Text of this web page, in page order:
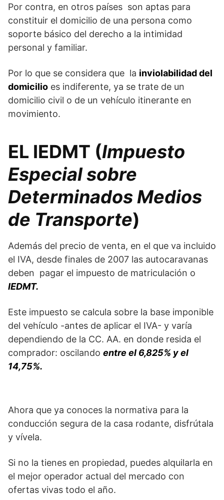
Por contra, en otros países son aptas para
constituir el domicilio de una persona como
soporte básico del derecho a la intimidad
personal y familiar.
Por lo que se considera que la inviolabilidad del
domicilio es indiferente, ya se trate de un
domicilio civil o de un vehículo itinerante en
movimiento.
EL IEDMT (Impuesto
Especial sobre
Determinados Medios
de Transporte)
Además del precio de venta, en el que va incluido
el IVA, desde finales de 2007 las autocaravanas
deben pagar el impuesto de matriculación o
IEDMT.
Este impuesto se calcula sobre la base imponible
del vehículo -antes de aplicar el IVA- y varía
dependiendo de la CC. AA. en donde resida el
comprador: oscilando entre el 6,825% y el
14,75%.
Ahora que ya conoces la normativa para la
conducción segura de la casa rodante, disfrútala
y vívela.
Si no la tienes en propiedad, puedes alquilarla en
el mejor operador actual del mercado con
ofertas vivas todo el año.